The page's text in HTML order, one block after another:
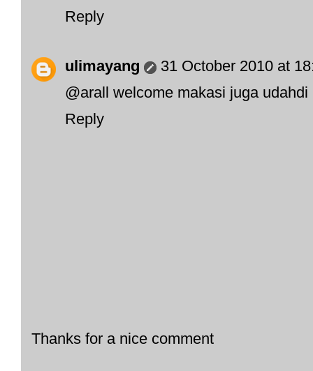
Reply
ulimayang
31 October 2010 at
@arall welcome makasi juga
Reply
Thanks for a nice comment